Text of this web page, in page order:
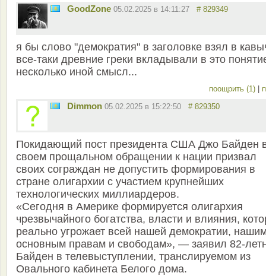
GoodZone 05.02.2025 в 14:11:27 # 829349
я бы слово "демократия" в заголовке взял в
все-таки древние греки вкладывали в это
несколько иной смысл...
поощрить (1)
Dimmon 05.02.2025 в 15:22:50 # 829350
Покидающий пост президента США Джо Байден
своем прощальном обращении к нации призвал
своих сограждан не допустить формирования в
стране олигархии с участием крупнейших
технологических миллиардеров.
«Сегодня в Америке формируется олигархия
чрезвычайного богатства, власти и влияния,
реально угрожает всей нашей демократии,
основным правам и свободам», — заявил 82-
Байден в телевыступлении, транслируемом из
Овального кабинета Белого дома.